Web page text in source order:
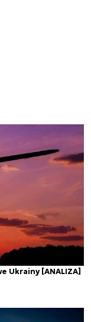
Ukrainy [ANALIZA]